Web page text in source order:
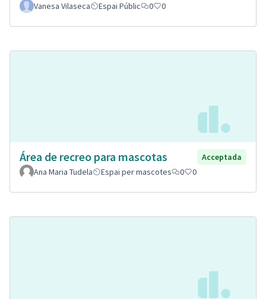
Vanesa Vilaseca Espai Públic 0 0
Área de recreo para mascotas
Acceptada
Ana Maria Tudela
Espai per mascotes 0 0